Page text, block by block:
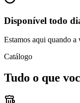
Disponível todo
Estamos aqui quando a
Catálogo
Tudo o que